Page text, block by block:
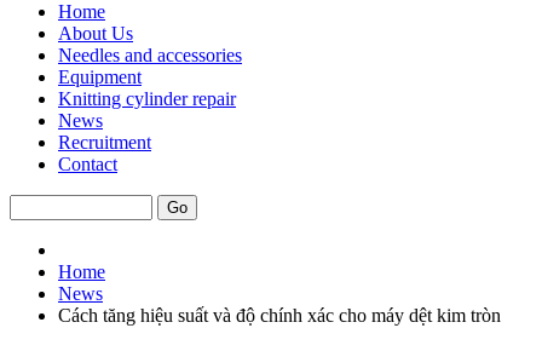
Home
About Us
Needles and accessories
Equipment
Knitting cylinder repair
News
Recruitment
Contact
Home
News
Cách tăng hiệu suất và độ chính xác cho máy dệt kim tròn